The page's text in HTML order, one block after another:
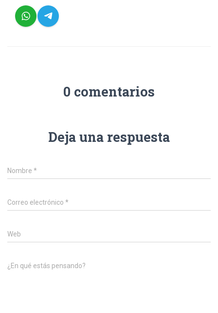
0 comentarios
Deja una respuesta
Nombre *
Correo electrónico *
Web
¿En qué estás pensando?